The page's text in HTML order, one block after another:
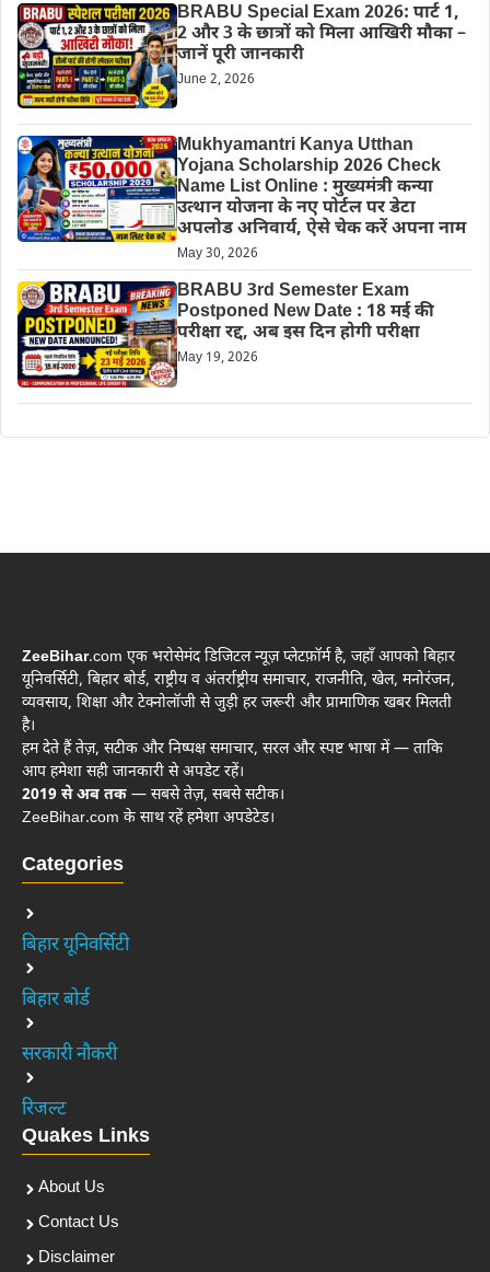
BRABU Special Exam 2026: पार्ट 1,
2 और 3 के छात्रों को मिला आखिरी मौका –
जानें पूरी जानकारी
June 2, 2026
Mukhyamantri Kanya Utthan
Yojana Scholarship 2026 Check
Name List Online : मुख्यमंत्री कन्या
उत्थान योजना के नए पोर्टल पर डेटा
अपलोड अनिवार्य, ऐसे चेक करें अपना नाम
May 30, 2026
BRABU 3rd Semester Exam
Postponed New Date : 18 मई की
परीक्षा रद्द, अब इस दिन होगी परीक्षा
May 19, 2026
ZeeBihar.com एक भरोसेमंद डिजिटल न्यूज़ प्लेटफ़ॉर्म है, जहाँ आपको बिहार
यूनिवर्सिटी, बिहार बोर्ड, राष्ट्रीय व अंतर्राष्ट्रीय समाचार, राजनीति, खेल, मनोरंजन,
व्यवसाय, शिक्षा और टेक्नोलॉजी से जुड़ी हर जरूरी और प्रामाणिक खबर मिलती
है।
हम देते हैं तेज़, सटीक और निष्पक्ष समाचार, सरल और स्पष्ट भाषा में — ताकि
आप हमेशा सही जानकारी से अपडेट रहें।
2019 से अब तक — सबसे तेज़, सबसे सटीक।
ZeeBihar.com के साथ रहें हमेशा अपडेटेड।
Categories
बिहार यूनिवर्सिटी
बिहार बोर्ड
सरकारी नौकरी
रिजल्ट
Quakes Links
About Us
Contact Us
Disclaimer